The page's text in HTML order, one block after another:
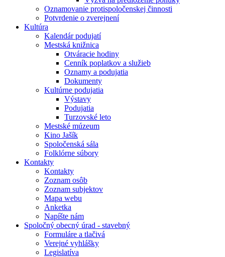
Oznamovanie protispoločenskej činnosti
Potvrdenie o zverejnení
Kultúra
Kalendár podujatí
Mestská knižnica
Otváracie hodiny
Cenník poplatkov a služieb
Oznamy a podujatia
Dokumenty
Kultúrne podujatia
Výstavy
Podujatia
Turzovské leto
Mestské múzeum
Kino Jašík
Spoločenská sála
Folklórne súbory
Kontakty
Kontakty
Zoznam osôb
Zoznam subjektov
Mapa webu
Anketka
Napíšte nám
Spoločný obecný úrad - stavebný
Formuláre a tlačivá
Verejné vyhlášky
Legislatíva